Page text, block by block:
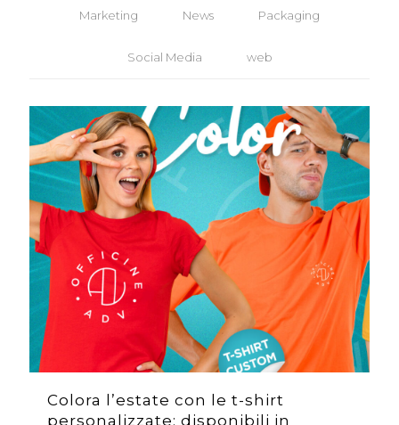
Marketing News Packaging
Social Media web
Colora l’estate con le t-shirt
personalizzate: disponibili in